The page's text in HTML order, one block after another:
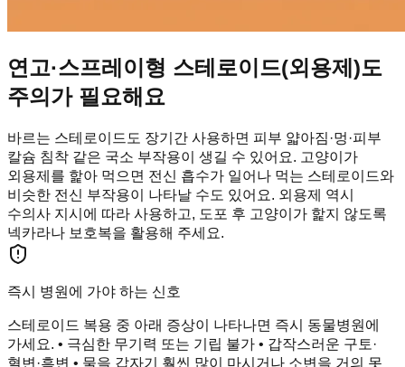
연고·스프레이형 스테로이드(외용제)도
주의가 필요해요
바르는 스테로이드도 장기간 사용하면 피부 얇아짐·멍·피부
칼슘 침착 같은 국소 부작용이 생길 수 있어요. 고양이가
외용제를 핥아 먹으면 전신 흡수가 일어나 먹는 스테로이드와
비슷한 전신 부작용이 나타날 수도 있어요. 외용제 역시
수의사 지시에 따라 사용하고, 도포 후 고양이가 핥지 않도록
넥카라나 보호복을 활용해 주세요.
즉시 병원에 가야 하는 신호
스테로이드 복용 중 아래 증상이 나타나면 즉시 동물병원에
가세요. • 극심한 무기력 또는 기립 불가 • 갑작스러운 구토·
혈변·흑변 • 물을 갑자기 훨씬 많이 마시거나 소변을 거의 못